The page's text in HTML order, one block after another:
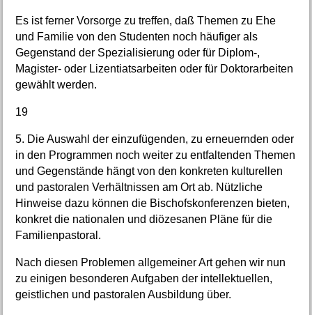
Es ist ferner Vorsorge zu treffen, daß Themen zu Ehe
und Familie von den Studenten noch häufiger als
Gegenstand der Spezialisierung oder für Diplom-,
Magister- oder Lizentiatsarbeiten oder für Doktorarbeiten
gewählt werden.
19
5. Die Auswahl der einzufügenden, zu erneuernden oder
in den Programmen noch weiter zu entfaltenden Themen
und Gegenstände hängt von den konkreten kulturellen
und pastoralen Verhältnissen am Ort ab. Nützliche
Hinweise dazu können die Bischofskonferenzen bieten,
konkret die nationalen und diözesanen Pläne für die
Familienpastoral.
Nach diesen Problemen allgemeiner Art gehen wir nun
zu einigen besonderen Aufgaben der intellektuellen,
geistlichen und pastoralen Ausbildung über.